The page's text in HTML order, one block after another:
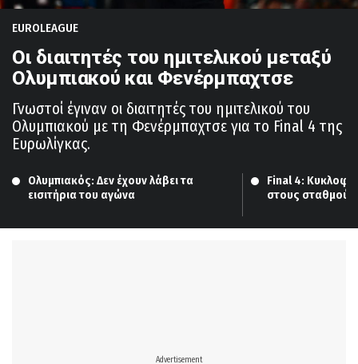
EUROLEAGUE
Οι διαιτητές του ημιτελικού μεταξύ
Ολυμπιακού και Φενέρμπαχτσε
Γνωστοί έγιναν οι διαιτητές του ημιτελικού του
Ολυμπιακού με τη Φενέρμπαχτσε για το Final 4 της
Ευρωλίγκας.
Ολυμπιακός: Δεν έχουν λάβει τα
εισιτήρια του αγώνα
Final 4:
στους